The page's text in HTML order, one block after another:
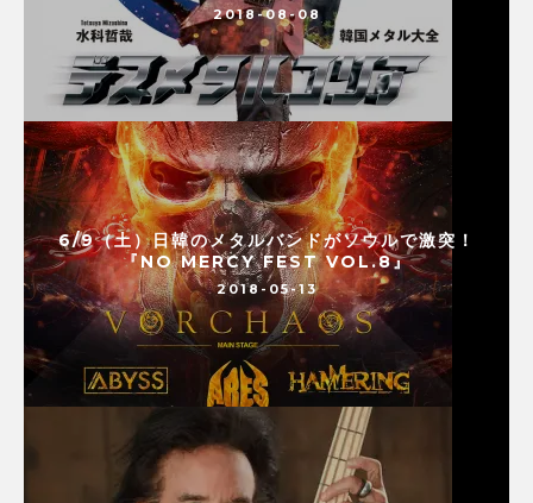
2018-08-08
6/9（土）日韓のメタルバンドがソウルで激突！
『NO MERCY FEST VOL.8』
2018-05-13